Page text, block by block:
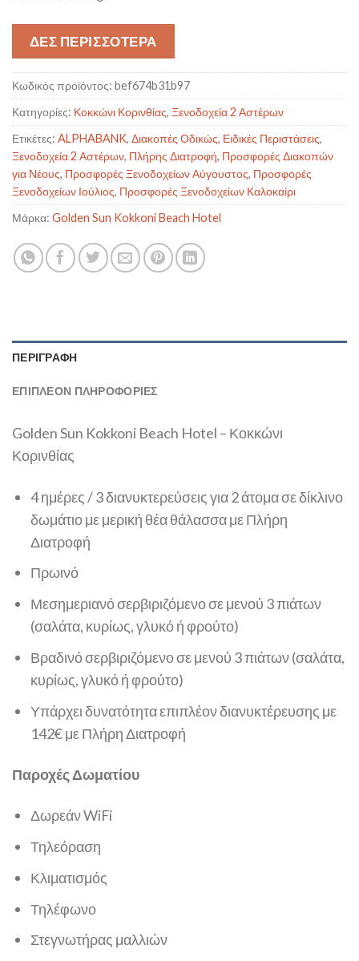
ΔΕΣ ΠΕΡΙΣΣΟΤΕΡΑ
Κωδικός προϊόντος: bef674b31b97
Κατηγορίες: Κοκκώνι Κορινθίας, Ξενοδοχεία 2 Αστέρων
Ετικέτες: ALPHABANK, Διακοπές Οδικώς, Ειδικές Περιστάσεις,
Ξενοδοχεία 2 Αστέρων, Πλήρης Διατροφή, Προσφορές Διακοπών
για Νέους, Προσφορές Ξενοδοχείων Αύγουστος, Προσφορές
Ξενοδοχείων Ιούλιος, Προσφορές Ξενοδοχείων Καλοκαίρι
Μάρκα: Golden Sun Kokkoni Beach Hotel
ΠΕΡΙΓΡΑΦΉ
ΕΠΙΠΛΈΟΝ ΠΛΗΡΟΦΟΡΊΕΣ
Golden Sun Kokkoni Beach Hotel – Κοκκώνι
Κορινθίας
4 ημέρες / 3 διανυκτερεύσεις για 2 άτομα σε δίκλινο
δωμάτιο με μερική θέα θάλασσα με Πλήρη
Διατροφή
Πρωινό
Μεσημεριανό σερβιριζόμενο σε μενού 3 πιάτων
(σαλάτα, κυρίως, γλυκό ή φρούτο)
Βραδινό σερβιριζόμενο σε μενού 3 πιάτων (σαλάτα,
κυρίως, γλυκό ή φρούτο)
Υπάρχει δυνατότητα επιπλέον διανυκτέρευσης με
142€ με Πλήρη Διατροφή
Παροχές Δωματίου
Δωρεάν WiFi
Τηλεόραση
Κλιματισμός
Τηλέφωνο
Στεγνωτήρας μαλλιών